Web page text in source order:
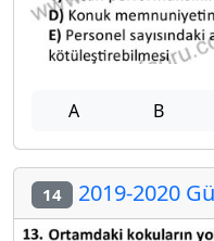
A B
14 2019-2020